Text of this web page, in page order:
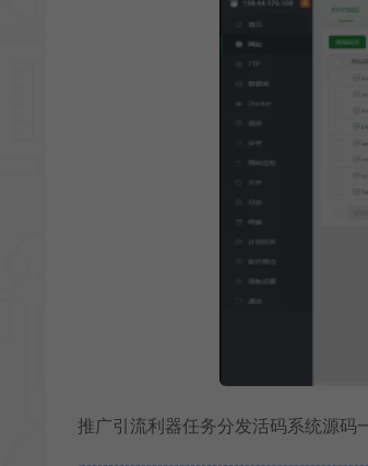
推广引流利器任务分发活码系统源码